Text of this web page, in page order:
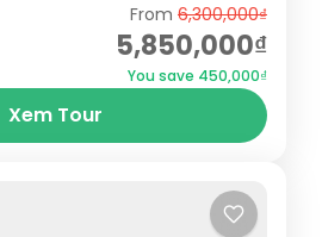
Quý khách đi qua rất
Trang, Tuy Hòa, Quy
Huế, Hội An, Đà Nẵng...
,Hội An,Huế,Phú Yên,Quảng
From 6,300,000₫
5,850,000₫
You save 450,000₫
Xem Tour